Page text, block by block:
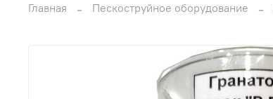
Главная Пескоструйное оборудование